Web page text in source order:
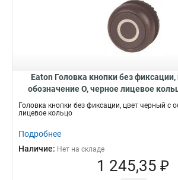
Eaton Головка кнопки без
обозначение O, черное лицевое
Головка кнопки без фиксации, цвет черный с
лицевое кольцо
Подробнее
Наличие: Нет на складе
1 245,35 ₽